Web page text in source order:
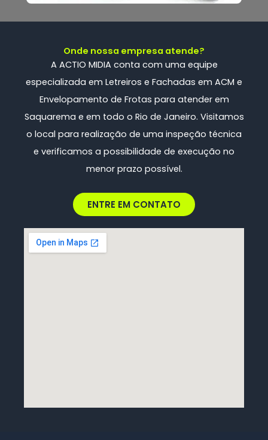
Onde nossa empresa atende?
A ACTIO MIDIA conta com uma equipe
especializada em Letreiros e Fachadas em ACM e
Envelopamento de Frotas para atender em
Saquarema e em todo o Rio de Janeiro. Visitamos
o local para realização de uma inspeção técnica
e verificamos a possibilidade de execução no
menor prazo possível.
ENTRE EM CONTATO